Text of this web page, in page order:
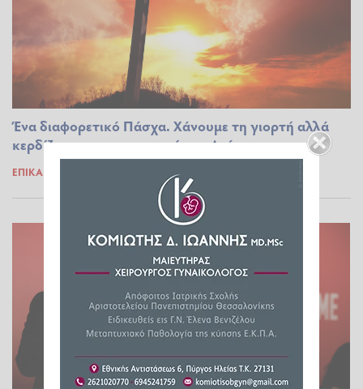
Ένα διαφορετικό Πάσχα. Χάνουμε τη γιορτή αλλά
κερδίζουμε την εσωτερική μας Ανάσταση
ΕΠΊΚΑΙΡΑ